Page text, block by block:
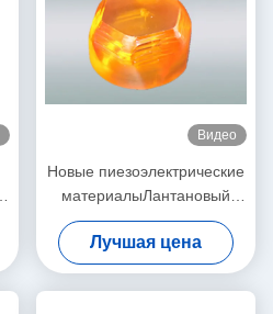
Видео
Новые пиезоэлектрические
материалыЛантановый
силикат галлия известный
как кристалл лангасита
Лучшая цена